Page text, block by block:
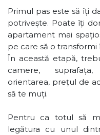
Primul pas este să îți
potrivește. Poate îți
apartament mai
pe care să o
În această etapă, t
camere,
orientarea, prețul de
să te muți.
Pentru ca totul să
legătura cu unul